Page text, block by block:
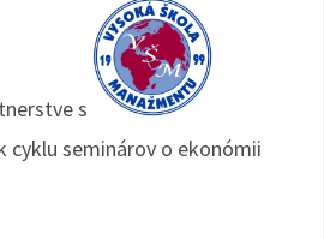
o
k
s
cyklu seminárov o ekonómii